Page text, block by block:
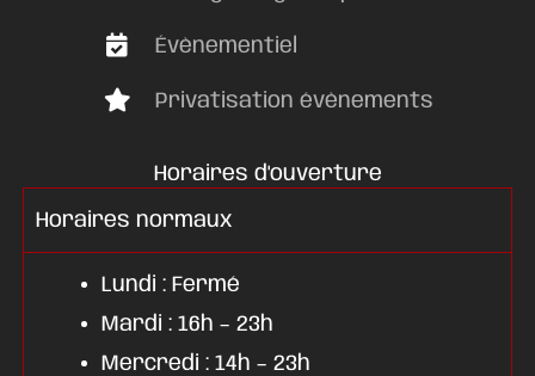
Évènementiel
Privatisation évènements
Horaires d'ouverture
Horaires normaux
Lundi : Fermé
Mardi : 16h – 23h
Mercredi : 14h – 23h